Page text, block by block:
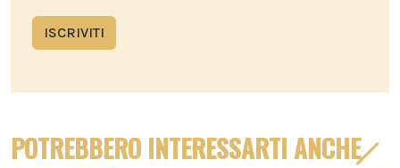
ISCRIVITI
POTREBBERO INTERESSARTI ANCHE